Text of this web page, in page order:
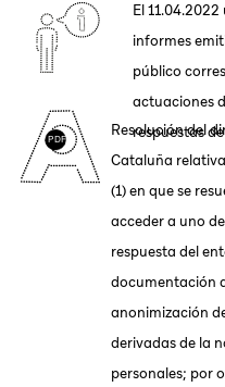
El
informes
público
actuaciones
respuestas
Resolución del
Cataluña
(1) en que se
acceder a uno
respuesta del
documentación
anonimización
derivadas de la
personales; por